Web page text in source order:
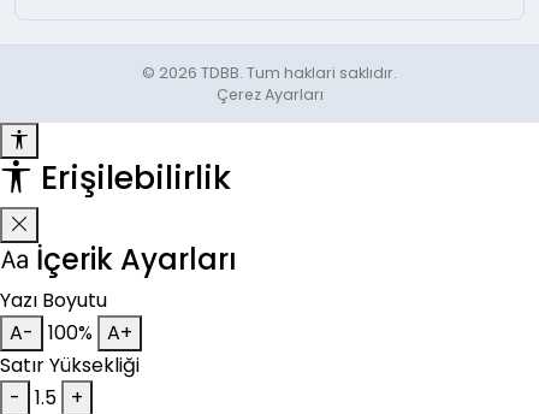
© 2026 TDBB. Tum haklari saklıdır.
Çerez Ayarları
Erişilebilirlik
İçerik Ayarları
Yazı Boyutu
A-
100% A+
Satır Yüksekliği
-
1.5 +